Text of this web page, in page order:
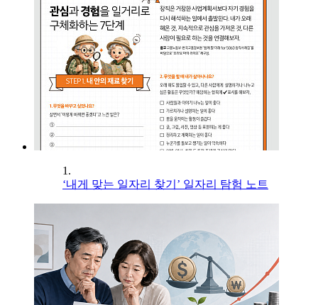
1.
‘내게 맞는 일자리 찾기’ 일자리 탐험 노트